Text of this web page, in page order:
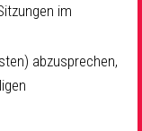
im
abzusprechen,